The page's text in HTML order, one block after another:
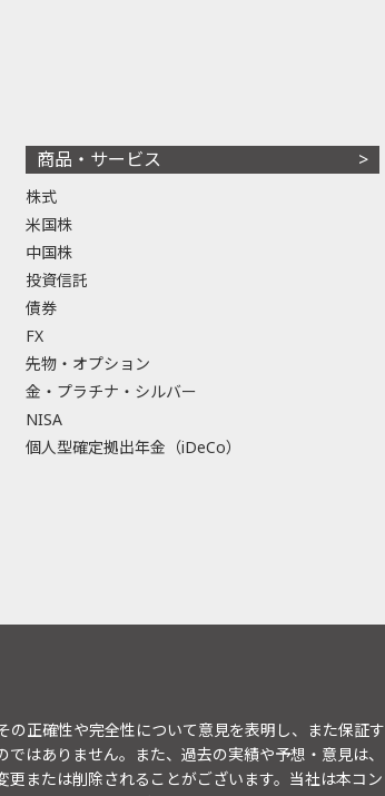
商品・サービス
株式
米国株
中国株
投資信託
債券
FX
先物・オプション
金・プラチナ・シルバー
NISA
個人型確定拠出年金（iDeCo）
正確性や完全性について意見を表明し、また保証す
はありません。また、過去の実績や予想・意見は、
または削除されることがございます。当社は本コン